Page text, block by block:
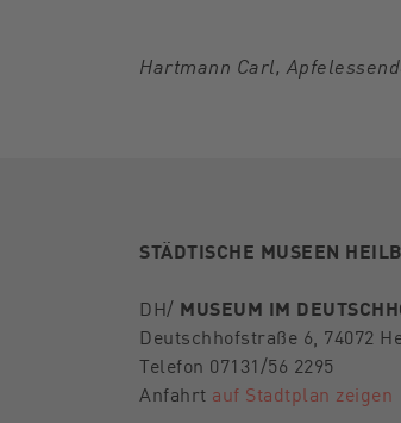
Hartmann Carl,
STÄDTISCHE MUSEEN
DH/ MUSEUM IM
Deutschhofstraße 6, 74072
Telefon 07131/56 2295
Anfahrt auf Stadtplan zeigen